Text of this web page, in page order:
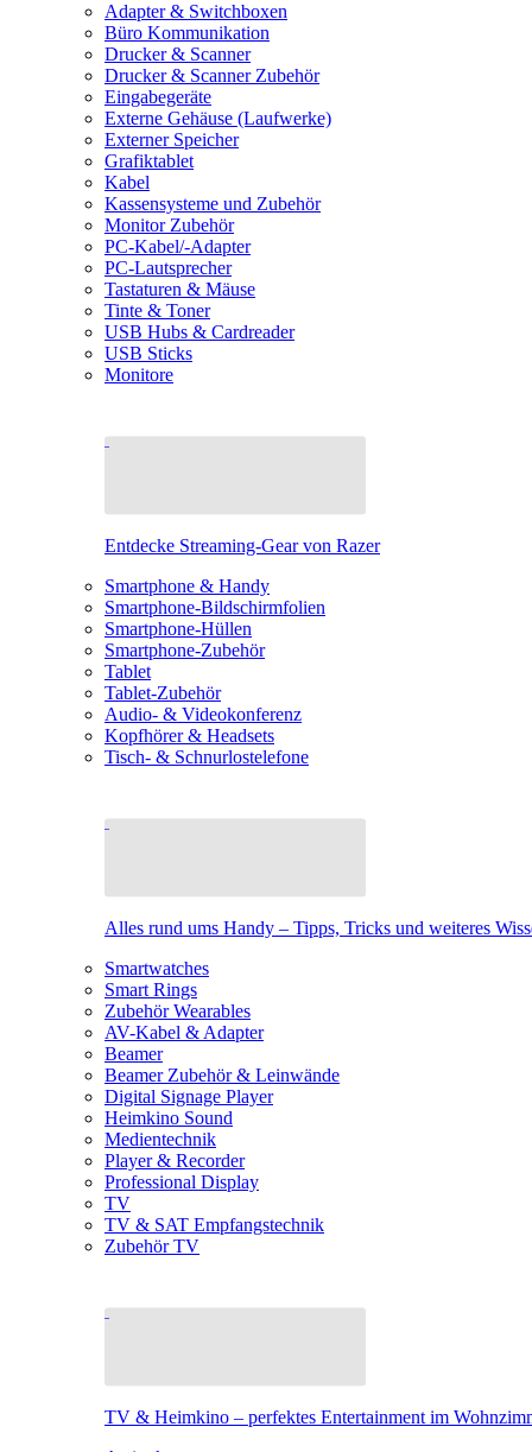
Adapter & Switchboxen
Büro Kommunikation
Drucker & Scanner
Drucker & Scanner Zubehör
Eingabegeräte
Externe Gehäuse (Laufwerke)
Externer Speicher
Grafiktablet
Kabel
Kassensysteme und Zubehör
Monitor Zubehör
PC-Kabel/-Adapter
PC-Lautsprecher
Tastaturen & Mäuse
Tinte & Toner
USB Hubs & Cardreader
USB Sticks
Monitore
Entdecke Streaming-Gear von Razer
Smartphone & Handy
Smartphone-Bildschirmfolien
Smartphone-Hüllen
Smartphone-Zubehör
Tablet
Tablet-Zubehör
Audio- & Videokonferenz
Kopfhörer & Headsets
Tisch- & Schnurlostelefone
Alles rund ums Handy – Tipps, Tricks und weiteres
Smartwatches
Smart Rings
Zubehör Wearables
AV-Kabel & Adapter
Beamer
Beamer Zubehör & Leinwände
Digital Signage Player
Heimkino Sound
Medientechnik
Player & Recorder
Professional Display
TV
TV & SAT Empfangstechnik
Zubehör TV
TV & Heimkino – perfektes Entertainment im